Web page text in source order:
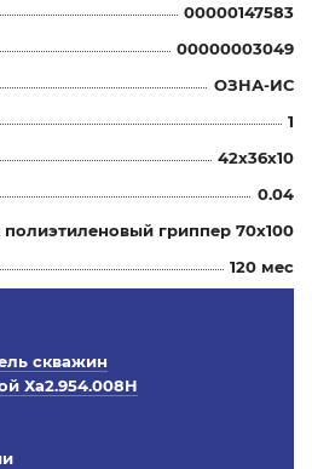
00000147583
00000003049
ОЗНА-ИС
1
42x36x10
0.04
гриппер 70х100
120 мес
скважин
Ха2.954.008Н